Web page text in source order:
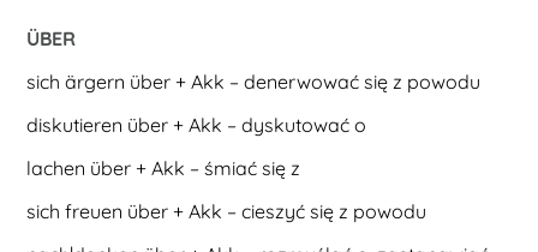
ÜBER
sich ärgern über + Akk – denerwować się z powodu
diskutieren über + Akk – dyskutować o
lachen über + Akk – śmiać się z
sich freuen über + Akk – cieszyć się z powodu